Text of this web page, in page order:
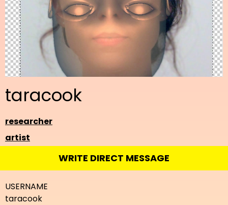
taracook
researcher
artist
WRITE DIRECT MESSAGE
USERNAME
taracook